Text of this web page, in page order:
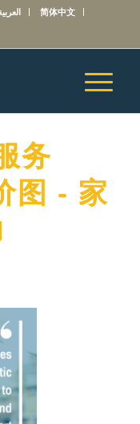
简体中文
务
图 - 家